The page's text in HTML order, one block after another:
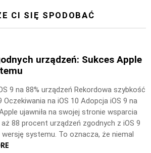
CI SIĘ SPODOBAĆ
urządzeń: Sukces Apple
9 na 88% urządzeń Rekordowa szybkość
na iOS 10 Adopcja iOS 9 na
ujawniła na swojej stronie wsparcia
88 procent urządzeń zgodnych z iOS 9
systemu. To oznacza, że niemal